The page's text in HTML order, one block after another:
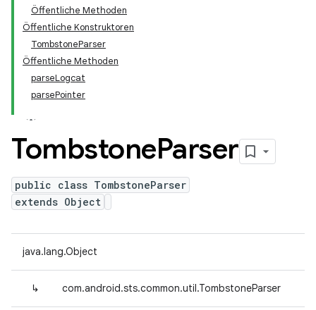
Öffentliche Methoden
Öffentliche Konstruktoren
TombstoneParser
Öffentliche Methoden
parseLogcat
parsePointer
TombstoneParser
public class TombstoneParser
extends Object
java.lang.Object
↳ com.android.sts.common.util.TombstoneParser